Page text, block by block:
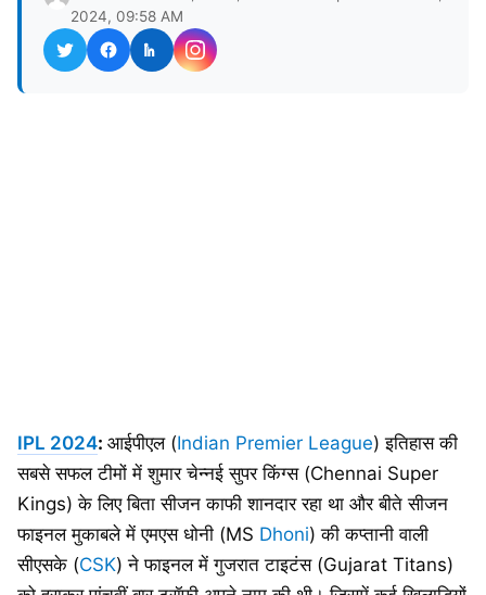
2024, 09:58 AM
IPL 2024: आईपीएल (Indian Premier League) इतिहास की
सबसे सफल टीमों में शुमार चेन्नई सुपर किंग्स (Chennai Super
Kings) के लिए बिता सीजन काफी शानदार रहा था और बीते सीजन
फाइनल मुकाबले में एमएस धोनी (MS Dhoni) की कप्तानी वाली
सीएसके (CSK) ने फाइनल में गुजरात टाइटंस (Gujarat Titans)